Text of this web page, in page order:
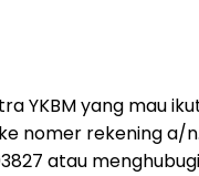
YKBM yang mau
nomer rekening a/n.
atau